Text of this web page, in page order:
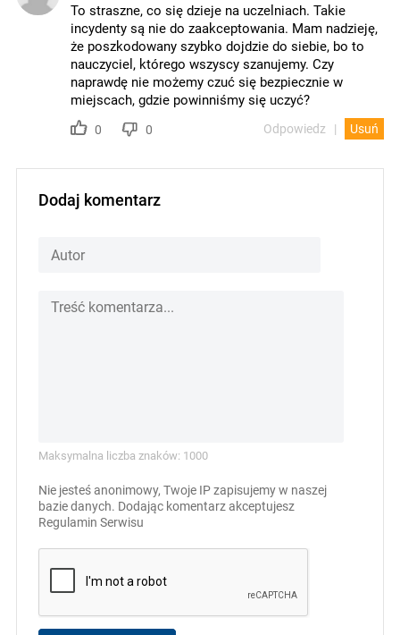
To straszne, co się dzieje na uczelniach. Takie
incydenty są nie do zaakceptowania. Mam nadzieję,
że poszkodowany szybko dojdzie do siebie, bo to
nauczyciel, którego wszyscy szanujemy. Czy
naprawdę nie możemy czuć się bezpiecznie w
miejscach, gdzie powinniśmy się uczyć?
0 0 Odpowiedz Usuń
Dodaj komentarz
Maksymalna liczba znaków: 1000
Nie jesteś anonimowy, Twoje IP zapisujemy w naszej
bazie danych. Dodając komentarz akceptujesz
Regulamin Serwisu